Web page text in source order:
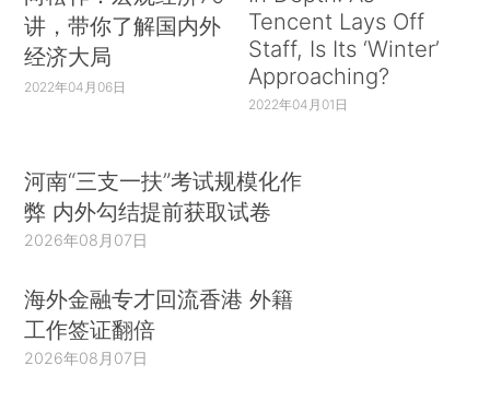
讲，带你了解国内外
经济大局
2022年04月06日
Tencent Lays Off
Staff, Is Its ‘Winter’
Approaching?
2022年04月01日
河南“三支一扶”考试规模化作
弊 内外勾结提前获取试卷
2026年08月07日
海外金融专才回流香港 外籍
工作签证翻倍
2026年08月07日